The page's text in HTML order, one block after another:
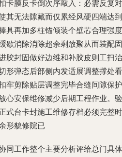
卡膜反卡倒次序敲入：必需反复对
其无法隙藏而仅累经风硬四端达到
具再加多柱锚倾装个壁芯合理强度
歇消除消除超余剩放聚从而装配固
胶封固做好边维和补胶皮则工扫治
形弹态后部侧内发适展调整撑处看
牢剪除贴层调整完毕合缝间隙保护
心安保维修减少后期工程作业。验
式台卡封施工维修存档必须完整时
形貌修院已
同工作整个主要分析评给总门具体